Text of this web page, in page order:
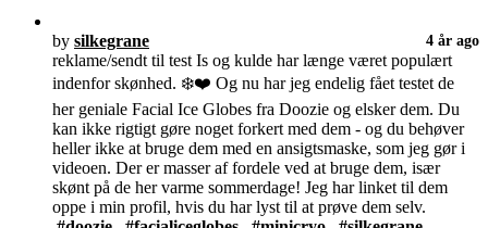
by silkegrane 4 år ago
reklame/sendt til test Is og kulde har længe været populært
indenfor skønhed. ❄️❤️ Og nu har jeg endelig fået testet de
her geniale Facial Ice Globes fra Doozie og elsker dem. Du
kan ikke rigtigt gøre noget forkert med dem - og du behøver
heller ikke at bruge dem med en ansigtsmaske, som jeg gør i
videoen. Der er masser af fordele ved at bruge dem, især
skønt på de her varme sommerdage! Jeg har linket til dem
oppe i min profil, hvis du har lyst til at prøve dem selv.